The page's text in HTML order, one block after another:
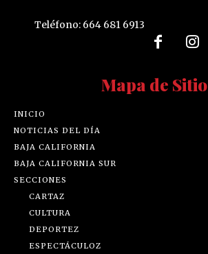
Teléfono: 664 681 6913
Mapa de Sitio
INICIO
NOTICIAS DEL DÍA
BAJA CALIFORNIA
BAJA CALIFORNIA SUR
SECCIONES
CARTAZ
CULTURA
DEPORTEZ
ESPECTÁCULOZ